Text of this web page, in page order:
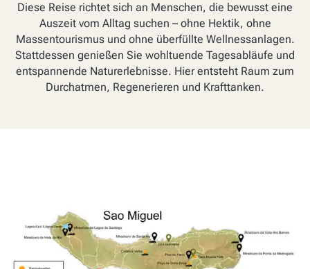
Diese Reise richtet sich an Menschen, die bewusst eine
Auszeit vom Alltag suchen – ohne Hektik, ohne
Massentourismus und ohne überfüllte Wellnessanlagen.
Stattdessen genießen Sie wohltuende Tagesabläufe und
entspannende Naturerlebnisse. Hier entsteht Raum zum
Durchatmen, Regenerieren und Krafttanken.